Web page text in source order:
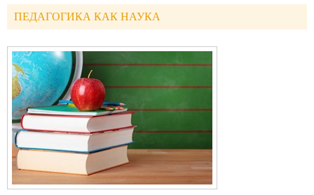
ПЕДАГОГИКА КАК НАУКА